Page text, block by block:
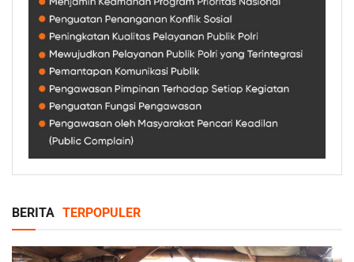
BERITA TERPOPULER